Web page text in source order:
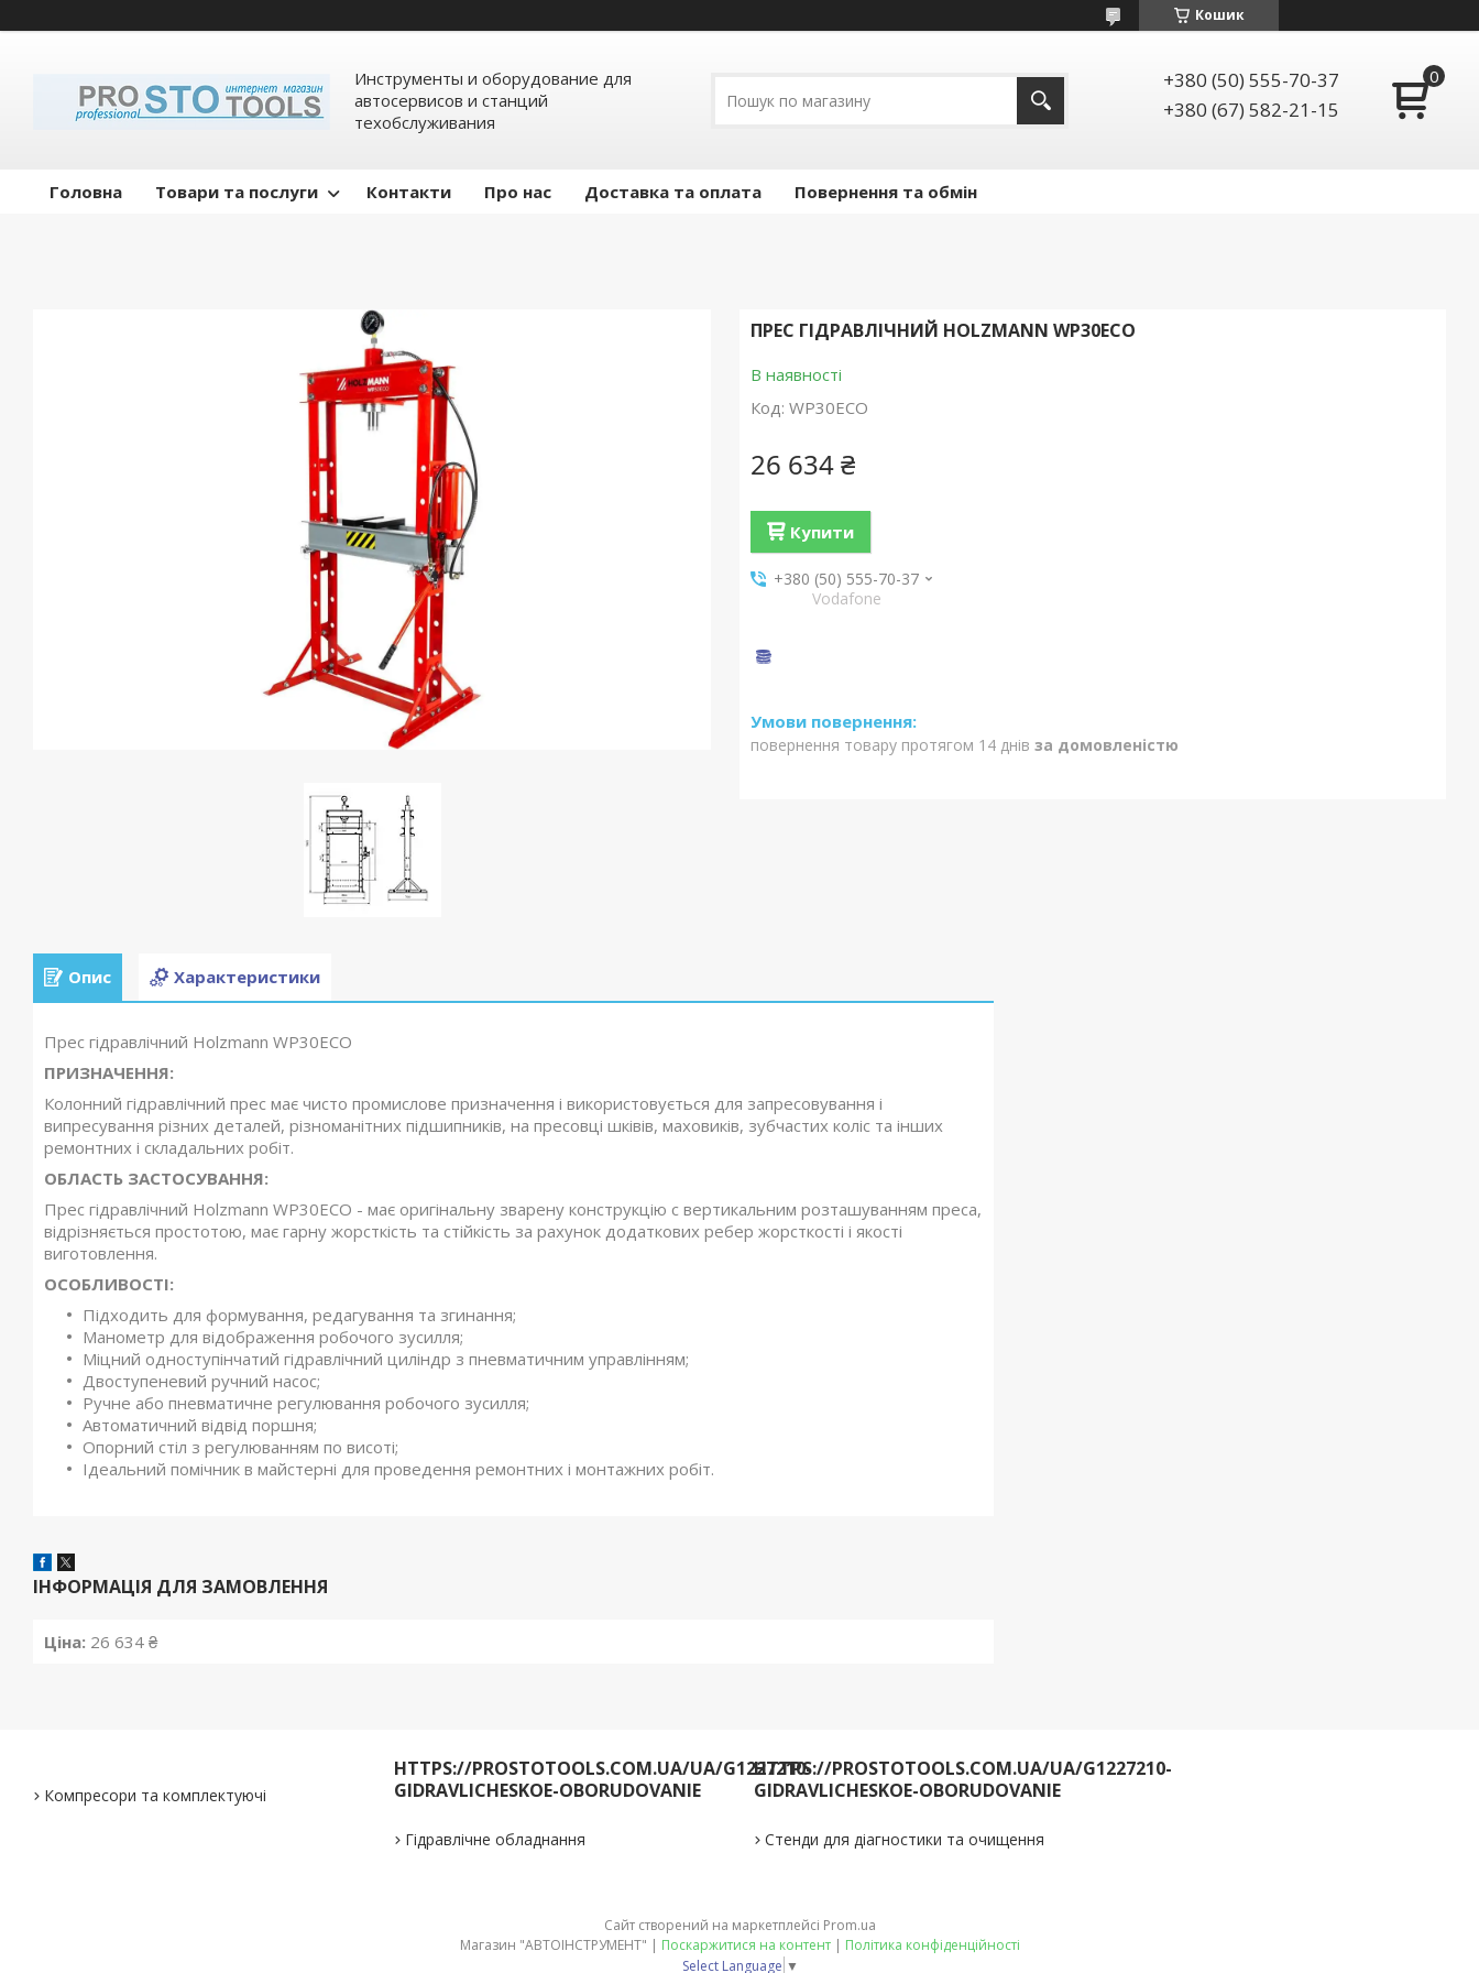
Кошик
Инструменты и оборудование для
автосервисов и станций
техобслуживания
+380 (50) 555-70-37
+380 (67) 582-21-15
Головна Товари та послуги Контакти Про нас Доставка та оплата Повернення та обмін
ПРЕС ГІДРАВЛІЧНИЙ HOLZMANN WP30ECO
В наявності
Код: WP30ECO
26 634 ₴
Купити
+380 (50) 555-70-37
Vodafone
повернення товару протягом 14 днів за домовленістю
Опис Характеристики
Прес гідравлічний Holzmann WP30ECO
ПРИЗНАЧЕННЯ:
Колонний гідравлічний прес має чисто промислове призначення і використовується для запресовування і
випресування різних деталей, різноманітних підшипників, на пресовці шківів, маховиків, зубчастих коліс та інших
ремонтних і складальних робіт.
ОБЛАСТЬ ЗАСТОСУВАННЯ:
Прес гідравлічний Holzmann WP30ECO - має оригінальну зварену конструкцію c вертикальним розташуванням преса,
відрізняється простотою, має гарну жорсткість та стійкість за рахунок додаткових ребер жорсткості і якості
виготовлення.
ОСОБЛИВОСТІ:
Підходить для формування, редагування та згинання;
Манометр для відображення робочого зусилля;
Міцний одноступінчатий гідравлічний циліндр з пневматичним управлінням;
Двоступеневий ручний насос;
Ручне або пневматичне регулювання робочого зусилля;
Автоматичний відвід поршня;
Опорний стіл з регулюванням по висоті;
Ідеальний помічник в майстерні для проведення ремонтних і монтажних робіт.
ІНФОРМАЦІЯ ДЛЯ ЗАМОВЛЕННЯ
Ціна: 26 634 ₴
Компресори та комплектуючі
HTTPS://PROSTOTOOLS.COM.UA/UA/G1227210-
GIDRAVLICHESKOE-OBORUDOVANIE
Гідравлічне обладнання
HTTPS://PROSTOTOOLS.COM.UA/UA/G1227210-
GIDRAVLICHESKOE-OBORUDOVANIE
Стенди для діагностики та очищення
Сайт створений на маркетплейсі Prom.ua
Магазин "АВТОІНСТРУМЕНТ" | Поскаржитися на контент | Політика конфіденційності
Select Language ▼